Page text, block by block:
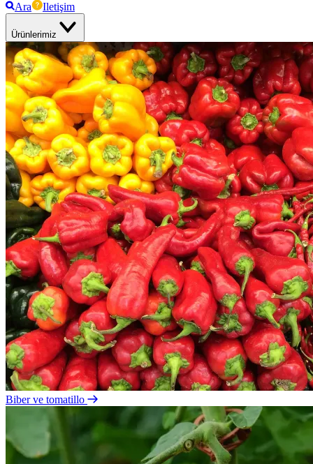
Ara Iletişim
Ürünlerimiz
Biber ve tomatillo